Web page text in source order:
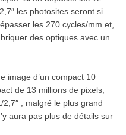
les photosites seront si
les 270 cycles/mm et,
des optiques avec un
image d’un compact 10
de 13 millions de pixels,
, malgré le plus grand
aura pas plus de détails sur